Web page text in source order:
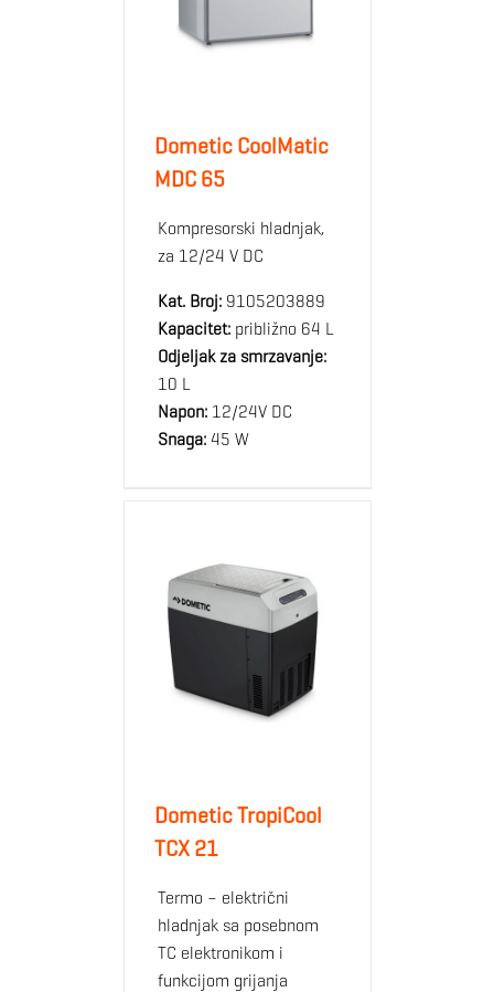
Dometic CoolMatic
MDC 65
Kompresorski hladnjak,
za 12/24 V DC
Kat. Broj:9105203889
Kapacitet:približno 64 L
Odjeljak za smrzavanje:
10 L
Napon:12/24V DC
Snaga:45 W
Dometic TropiCool
TCX 21
Termo – električni
hladnjak sa posebnom
TC elektronikom i
funkcijom grijanja